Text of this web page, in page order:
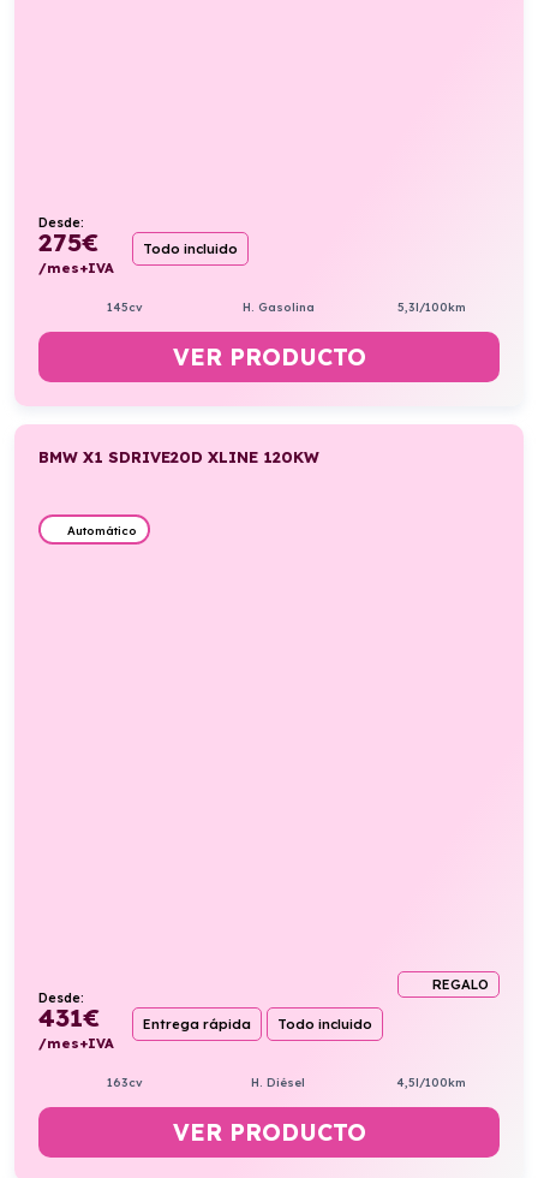
Desde:
275€
/mes+IVA
Todo incluido
145cv H. Gasolina 5,3l/100km
VER PRODUCTO
BMW X1 SDRIVE20D XLINE 120KW
Automático
REGALO
Desde:
431€
/mes+IVA
Entrega rápida Todo incluido
163cv H. Diésel 4,5l/100km
VER PRODUCTO